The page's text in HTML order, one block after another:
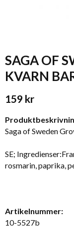
SAGA OF
KVARN
159 kr
Saga of Sweden
SE;
rosmarin, paprika,
Artikelnummer:
10-5527b